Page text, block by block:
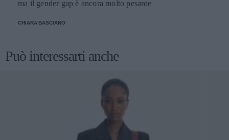
ma il gender gap è ancora molto pesante
CHIARA BASCIANO
Può interessarti anche